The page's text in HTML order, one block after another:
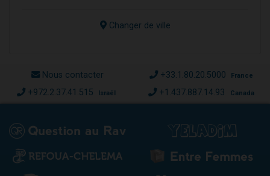
Changer de ville
Nous contacter +33.1.80.20.5000 France
+972.2.37.41.515 Israël +1.437.887.14.93 Canada